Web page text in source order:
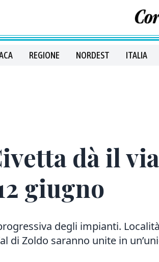
REGIONE NORDEST ITALIA
dà il
giugno
degli impianti.
di Zoldo saranno unite in